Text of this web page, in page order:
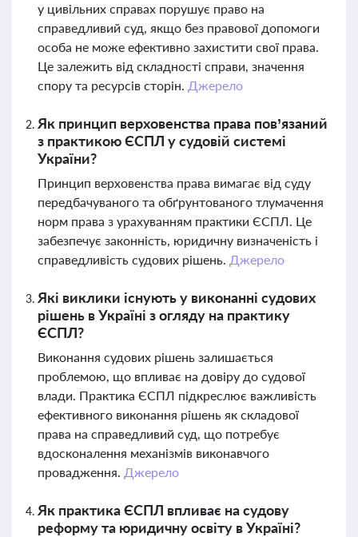
у цивільних справах порушує право на
справедливий суд, якщо без правової допомоги
особа не може ефективно захистити свої права.
Це залежить від складності справи, значення
спору та ресурсів сторін. Джерело
Як принцип верховенства права пов’язаний
з практикою ЄСПЛ у судовій системі
України?
Принцип верховенства права вимагає від суду
передбачуваного та обґрунтованого тлумачення
норм права з урахуванням практики ЄСПЛ. Це
забезпечує законність, юридичну визначеність і
справедливість судових рішень. Джерело
Які виклики існують у виконанні судових
рішень в Україні з огляду на практику
ЄСПЛ?
Виконання судових рішень залишається
проблемою, що впливає на довіру до судової
влади. Практика ЄСПЛ підкреслює важливість
ефективного виконання рішень як складової
права на справедливий суд, що потребує
вдосконалення механізмів виконавчого
провадження. Джерело
Як практика ЄСПЛ впливає на судову
реформу та юридичну освіту в Україні?